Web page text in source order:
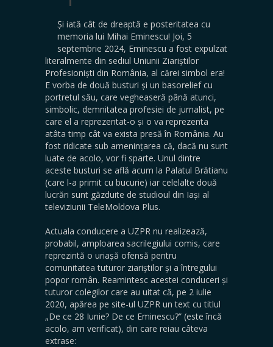
Și iată cât de dreaptă e posteritatea cu
memoria lui Mihai Eminescu! Joi, 5
septembrie 2024, Eminescu a fost expulzat
literalmente din sediul Uniunii Ziariștilor
Profesioniști din România, al cărei simbol era!
E vorba de două busturi și un basorelief cu
portretul său, care vegheaseră până atunci,
simbolic, demnitatea profesiei de jurnalist, pe
care el a reprezentat-o și o va reprezenta
atâta timp cât va exista presă în România. Au
fost ridicate sub amenințarea că, dacă nu sunt
luate de acolo, vor fi sparte. Unul dintre
aceste busturi se află acum la Palatul Brătianu
(care l-a primit cu bucurie) iar celelalte două
lucrări sunt găzduite de studioul din Iași al
televiziunii TeleMoldova Plus.
Actuala conducere a UZPR nu realizează,
probabil, amploarea sacrilegiului comis, care
reprezintă o uriașă ofensă pentru
comunitatea tuturor ziariștilor și a întregului
popor român. Reamintesc acestei conduceri și
tuturor colegilor care au uitat că, pe 2 iulie
2020, apărea pe site-ul UZPR un text cu titlul
„De ce 28 Iunie? De ce Eminescu?” (este încă
acolo, am verificat), din care reiau câteva
extrase: